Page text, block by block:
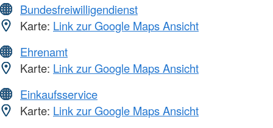
Bundesfreiwilligendienst
Karte: Link zur Google Maps Ansicht
Ehrenamt
Karte: Link zur Google Maps Ansicht
Einkaufsservice
Karte: Link zur Google Maps Ansicht